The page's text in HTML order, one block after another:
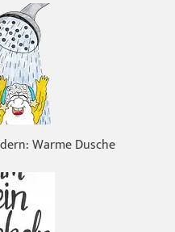
Warme Dusche